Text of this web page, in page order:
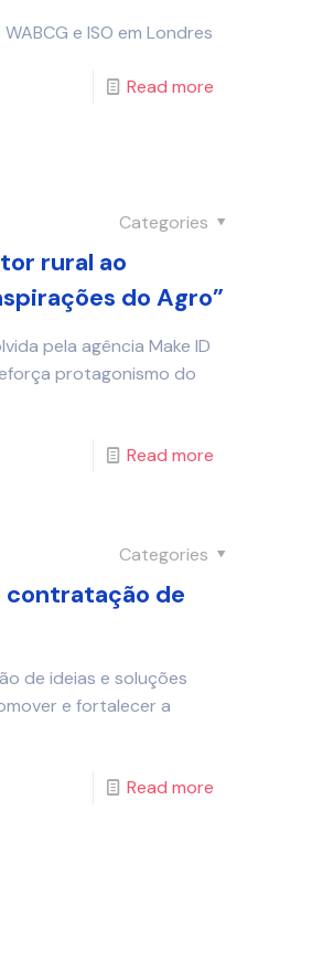
e ISO em Londres
Read more
Categories
rural ao
do Agro”
pela agência Make ID
protagonismo do
Read more
Categories
contratação de
de ideias e soluções
e fortalecer a
Read more